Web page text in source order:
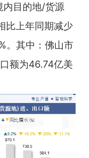
内目的地/货源
比上年同期减少
。其中：佛山市
额为46.74亿美